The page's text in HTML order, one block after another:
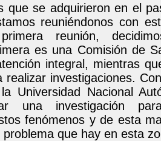
que se adquirieron en el
reuniéndonos con
reunión,
es una Comisión de
integral, mientras
realizar investigaciones.
Universidad Nacional
una investigación
fenómenos y de esta
que hay en esta